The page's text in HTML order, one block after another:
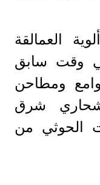
العمالقة
في وقت سابق
ومطاحن
شرق
الحوثي من